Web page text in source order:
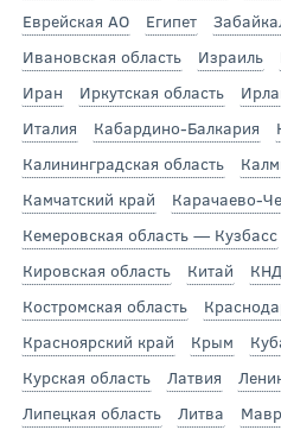
Еврейская АО
Египет
Ивановская область
Израиль
Иран
Иркутская область
Италия
Кабардино-Балкария
Калининградская область
Камчатский край
Карачаево-
Кемеровская область — Кузбасс
Кировская область
Китай
Костромская область
Красноярский край
Крым
Курская область
Латвия
Липецкая область
Литва